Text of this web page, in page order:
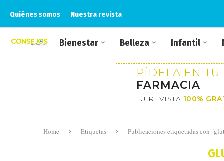
Quiénes somos Nuestra revista
Bienestar Belleza Infantil
PÍDELA EN TU
FARMACIA
TU REVISTA 100%
Home Etiquetas Publicaciones etiquetadas con